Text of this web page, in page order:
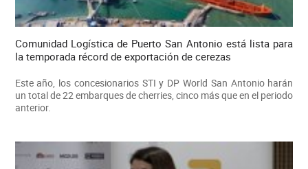
Comunidad Logística de Puerto San Antonio está lista para
la temporada récord de exportación de cerezas
Este año, los concesionarios STI y DP World San Antonio harán
un total de 22 embarques de cherries, cinco más que en el periodo
anterior.